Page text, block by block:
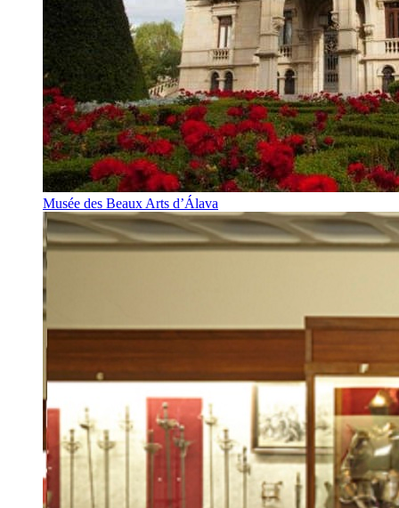
Musée des Beaux Arts d’Álava